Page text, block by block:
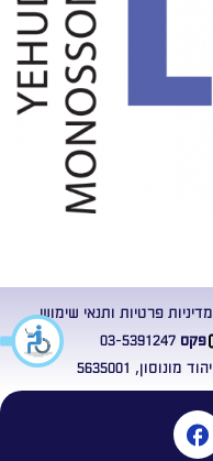
פקס03-5391247
מדיניות פרטיות ותנאי שימוש